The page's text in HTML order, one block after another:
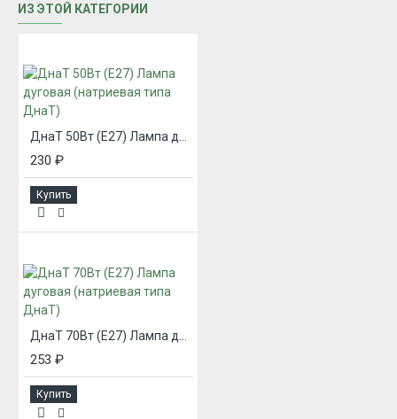
ИЗ ЭТОЙ КАТЕГОРИИ
230 ₽
Купить
ДнаТ 70Вт (Е27) Лампа дуговая (натриевая типа ДнаТ)
253 ₽
Купить